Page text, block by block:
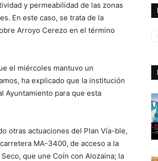
y permeabilidad de las zonas
En este caso, se trata de la
Arroyo Cerezo en el término
el miércoles mantuvo un
ha explicado que la institución
Ayuntamiento para que esta
otras actuaciones del Plan Vía-ble,
MA-3400, de acceso a la
que une Coín con Alozaina; la